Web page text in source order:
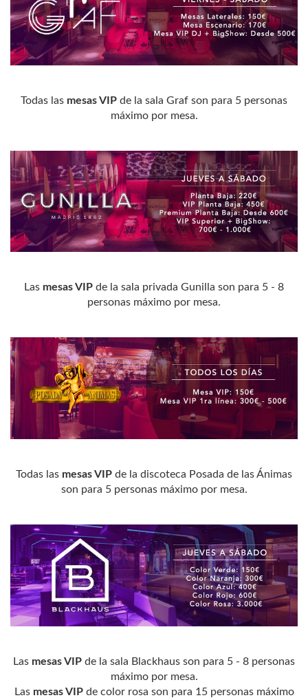
Todas las mesas VIP de la sala Graf son para 5 personas
máximo por mesa.
Las mesas VIP de la sala privada Gunilla son para 5 - 8
personas máximo por mesa.
Todas las mesas VIP de la discoteca Posada de las Ánimas
son para 5 personas máximo por mesa.
Las mesas VIP de la sala Blackhaus son para 5 - 8 personas
máximo por mesa.
Las mesas VIPde color rosa son para 15 personas máximo